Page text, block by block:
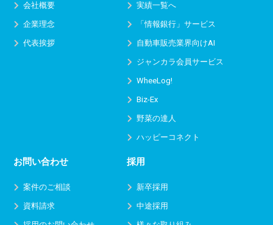
会社概要
企業理念
代表挨拶
実績一覧へ
「情報銀行」サービス
自動車販売業界向けAI
ジャンカラ会員サービス
WheeLog!
Biz-Ex
野菜の達人
ハッピーコネクト
お問い合わせ
案件のご相談
資料請求
採用
新卒採用
中途採用